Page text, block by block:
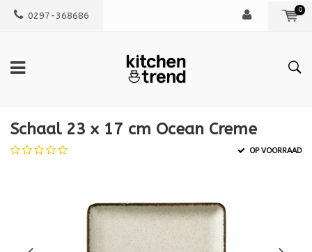
0297-368686
0
Schaal 23 x 17 cm Ocean Creme
OP VOORRAAD